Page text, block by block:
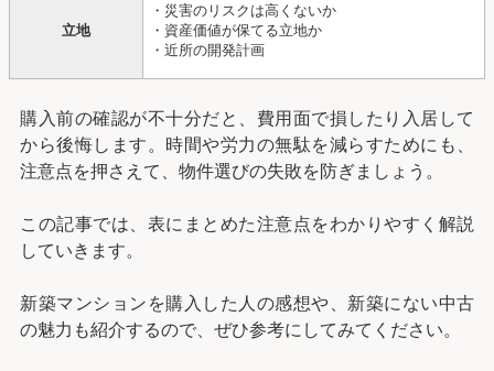
立地
・災害のリスクは高くないか
・資産価値が保てる立地か
・近所の開発計画
購入前の確認が不十分だと、費用面で損したり入居して
から後悔します。時間や労力の無駄を減らすためにも、
注意点を押さえて、物件選びの失敗を防ぎましょう。
この記事では、表にまとめた注意点をわかりやすく解説
していきます。
新築マンションを購入した人の感想や、新築にない中古
の魅力も紹介するので、ぜひ参考にしてみてください。